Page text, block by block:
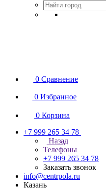
0 Сравнение
0 Избранное
0 Корзина
+7 999 265 34 78
Назад
Телефоны
+7 999 265 34 78
Заказать звонок
info@centrpola.ru
Казань